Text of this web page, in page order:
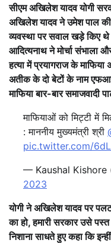
सीएम अखिलेश यादव योगी
अखिलेश यादव ने उमेश पाल की
व्यवस्था पर सवाल खड़े किए
आदित्यनाथ ने मोर्चा संभाला
हत्या में प्रयागराज के
अतीक के दो बेटों के नाम
माफिया बार-बार समाजवादी
माफियाओं को मिट्टी में
: माननीय मुख्यमंत्री श्री
pic.twitter.com/
— Kaushal Kishore
2023
योगी ने अखिलेश यादव पर
का हो, हमारी सरकार उसे
निशाना साधते हुए कहा कि